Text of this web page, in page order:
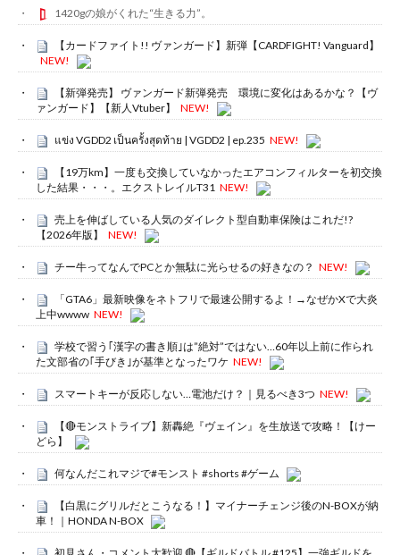
1420gの娘がくれた“生きる力”。
【カードファイト!! ヴァンガード】新弾【CARDFIGHT! Vanguard】
NEW!
【新弾発売】 ヴァンガード新弾発売 環境に変化はあるかな？【ヴ
ァンガード】【新人Vtuber】
NEW!
แข่ง VGDD2 เป็นครั้งสุดท้าย | VGDD2 | ep.235 NEW!
【19万km】一度も交換していなかったエアコンフィルターを初交換
した結果・・・。エクストレイルT31 NEW!
売上を伸ばしている人気のダイレクト型自動車保険はこれだ!?
【2026年版】
NEW!
チー牛ってなんでPCとか無駄に光らせるの好きなの？ NEW!
「GTA6」最新映像をネトフリで最速公開するよ！→なぜかXで大炎
上中wwww NEW!
学校で習う｢漢字の書き順｣は”絶対”ではない…60年以上前に作られ
た文部省の｢手びき｣が基準となったワケ NEW!
スマートキーが反応しない…電池だけ？｜見るべき3つ NEW!
【🔴モンストライブ】新轟絶『ヴェイン』を生放送で攻略！【けー
どら】
何なんだこれマジで#モンスト #shorts #ゲーム
【白黒にグリルだとこうなる！】マイナーチェンジ後のN-BOXが納
車！｜HONDA N-BOX